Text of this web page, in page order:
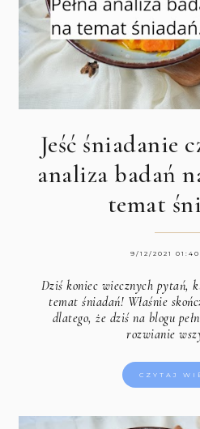
Jeść śniadanie
analiza badań
temat
9/12/2021
Dziś koniec wiecznych pytań,
temat śniadań! Właśnie
dlatego, że dziś na blogu
rozwianie
CZYTAJ